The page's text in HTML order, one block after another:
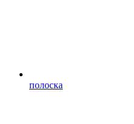
полоска